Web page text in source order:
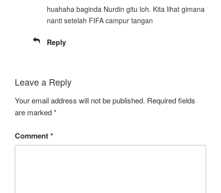
huahaha baginda Nurdin gitu loh. Kita lihat gimana
nanti setelah FIFA campur tangan
Reply
Leave a Reply
Your email address will not be published. Required fields
are marked*
Comment*